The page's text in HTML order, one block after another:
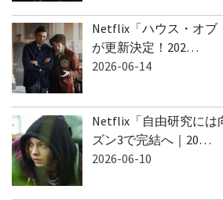
Netflix「ハウス・オブ
が更新決定！202…
2026-06-14
Netflix「自由研究には
ズン3で完結へ｜20…
2026-06-10